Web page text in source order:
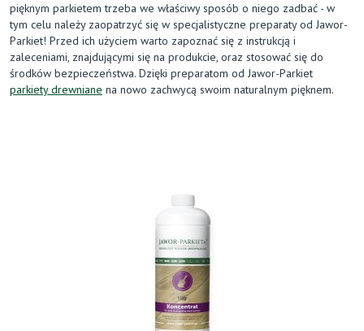
pięknym parkietem trzeba we właściwy sposób o niego zadbać - w
tym celu należy zaopatrzyć się w specjalistyczne preparaty od Jawor-
Parkiet! Przed ich użyciem warto zapoznać się z instrukcją i
zaleceniami, znajdującymi się na produkcie, oraz stosować się do
środków bezpieczeństwa. Dzięki preparatom od Jawor-Parkiet
parkiety drewniane na nowo zachwycą swoim naturalnym pięknem.